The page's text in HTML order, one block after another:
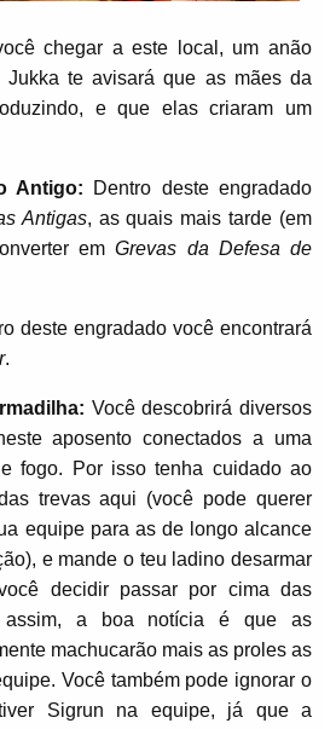
chegar a este local, um anão
Jukka te avisará que as mães da
e que elas criaram um
Antigo: Dentro deste engradado
Antigas, as quais mais tarde (em
emGrevas da Defesa de
deste engradado você encontrará
.
Você descobrirá diversos
aposento conectados a uma
fogo. Por isso tenha cuidado ao
trevas aqui (você pode querer
equipe para as de longo alcance
e mande o teu ladino desarmar
decidir passar por cima das
assim, a boa notícia é que as
machucarão mais as proles as
Você também pode ignorar o
Sigrun na equipe, já que a